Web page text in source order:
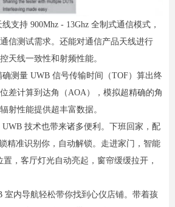
支持 900Mhz - 13Ghz 全制式通信模式，
信测试需求。还能对通信产品天线进行
天线一致性和射频性能。
测量 UWB 信号传输时间（TOF）算出终
差计算到达角（AOA），模拟超精确的角
射性能提供超丰富数据。
技术也带来诸多便利。下班回家，配
精准识别你，自动解锁。走进家门，智能
置，客厅灯光自动亮起，窗帘缓缓拉开，
室内导航轻松带你找到心仪店铺。带着孩